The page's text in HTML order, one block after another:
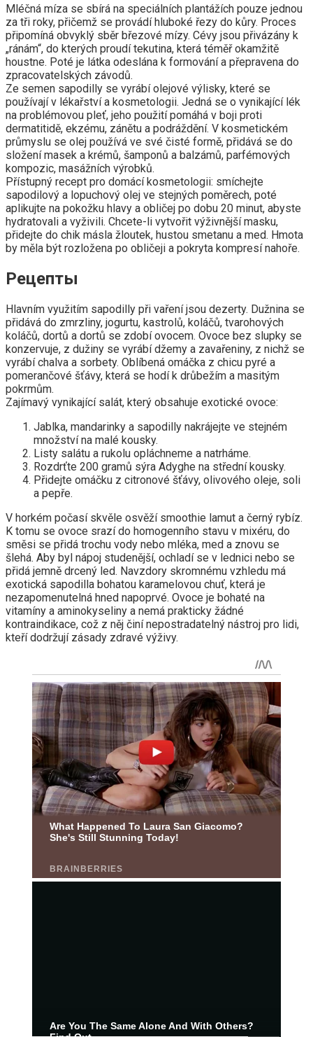
Mléčná míza se sbírá na speciálních plantážích pouze jednou
za tři roky, přičemž se provádí hluboké řezy do kůry. Proces
připomíná obvyklý sběr březové mízy. Cévy jsou přivázány k
„ránám“, do kterých proudí tekutina, která téměř okamžitě
houstne. Poté je látka odeslána k formování a přepravena do
zpracovatelských závodů.
Ze semen sapodilly se vyrábí olejové výlisky, které se
používají v lékařství a kosmetologii. Jedná se o vynikající lék
na problémovou pleť, jeho použití pomáhá v boji proti
dermatitidě, ekzému, zánětu a podráždění. V kosmetickém
průmyslu se olej používá ve své čisté formě, přidává se do
složení masek a krémů, šamponů a balzámů, parfémových
kompozic, masážních výrobků.
Přístupný recept pro domácí kosmetologii: smíchejte
sapodilový a lopuchový olej ve stejných poměrech, poté
aplikujte na pokožku hlavy a obličej po dobu 20 minut, abyste
hydratovali a vyživili. Chcete-li vytvořit výživnější masku,
přidejte do chik másla žloutek, hustou smetanu a med. Hmota
by měla být rozložena po obličeji a pokryta kompresí nahoře.
Рецепты
Hlavním využitím sapodilly při vaření jsou dezerty. Dužnina se
přidává do zmrzliny, jogurtu, kastrolů, koláčů, tvarohových
koláčů, dortů a dortů se zdobí ovocem. Ovoce bez slupky se
konzervuje, z dužiny se vyrábí džemy a zavařeniny, z nichž se
vyrábí chalva a sorbety. Oblíbená omáčka z chicu pyré a
pomerančové šťávy, která se hodí k drůbežím a masitým
pokrmům.
Zajímavý vynikající salát, který obsahuje exotické ovoce:
Jablka, mandarinky a sapodilly nakrájejte ve stejném
množství na malé kousky.
Listy salátu a rukolu opláchneme a natrháme.
Rozdrťte 200 gramů sýra Adyghe na střední kousky.
Přidejte omáčku z citronové šťávy, olivového oleje, soli
a pepře.
V horkém počasí skvěle osvěží smoothie lamut a černý rybíz.
K tomu se ovoce srazí do homogenního stavu v mixéru, do
směsi se přidá trochu vody nebo mléka, med a znovu se
šlehá. Aby byl nápoj studenější, ochladí se v lednici nebo se
přidá jemně drcený led. Navzdory skromnému vzhledu má
exotická sapodilla bohatou karamelovou chuť, která je
nezapomenutelná hned napoprvé. Ovoce je bohaté na
vitamíny a aminokyseliny a nemá prakticky žádné
kontraindikace, což z něj činí nepostradatelný nástroj pro lidi,
kteří dodržují zásady zdravé výživy.